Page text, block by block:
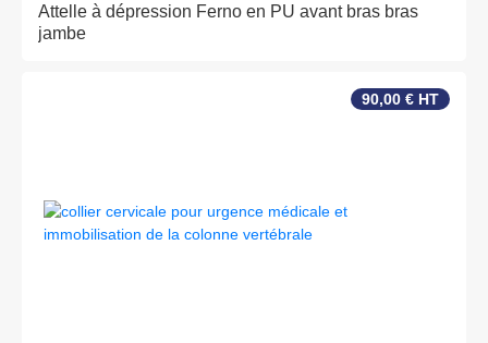
Attelle à dépression Ferno en PU avant bras bras
jambe
90,00 € HT